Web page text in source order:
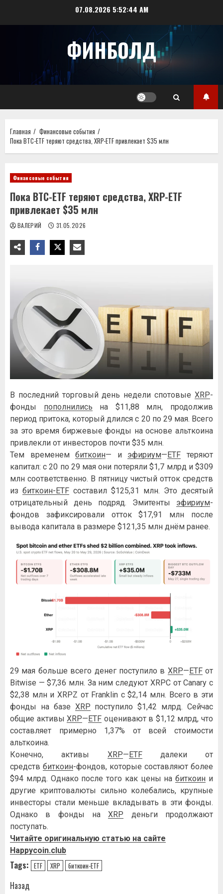
07.08.2026 5:52:44 AM
ФИНБОЛД
Главная
Финансовые события
Пока BTC-ETF теряют средства, XRP-ETF привлекает $35 млн
Финансовые события
Пока BTC-ETF теряют средства, XRP-ETF
привлекает $35 млн
ВАЛЕРИЙ 31.05.2026
В последний торговый день недели спотовые XRP-
фонды пополнились на $11,88 млн, продолжив
период притока, который длился с 20 по 29 мая. Всего
за это время биржевые фонды на основе альткоина
привлекли от инвесторов почти $35 млн.
Тем временембиткоин— и эфириум— ETF теряют
капитал: с 20 по 29 мая они потеряли $1,7 млрд и $309
млн соответственно. В пятницу чистый отток средств
из биткоин-ETF составил $125,31 млн. Это десятый
отрицательный день подряд. Эмитенты эфириум-
фондов зафиксировали отток $17,91 млн после
вывода капитала в размере $121,35 млн днём ранее.
29 мая больше всего денег поступило в XRP—ETFот
Bitwise — $7,36 млн. За ним следуют XRPC от Canary с
$2,38 млн и XRPZ от Franklin с $2,14 млн. Всего в эти
фонды на базе XRP поступило $1,42 млрд. Сейчас
общие активыXRP—ETF оценивают в $1,12 млрд, что
составляет примерно 1,37% от всей стоимости
альткоина.
Конечно, активы XRP—ETFдалеки от
средств биткоин-фондов, которые составляют более
$94 млрд. Однако после того как цены набиткоин и
другие криптовалюты сильно колебались, крупные
инвесторы стали меньше вкладывать в эти фонды.
Однако в фонды наXRP деньги продолжают
поступать.
Читайте оригинальную статью на сайте
Happycoin.club
Tags: ETF XRP биткоин-ETF
Навигация
Назад